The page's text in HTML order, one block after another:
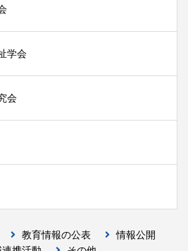
学会
会
教育情報の公表
情報公開